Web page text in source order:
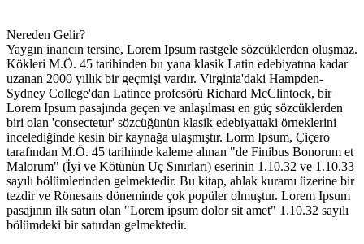
Nereden Gelir?
Yaygın inancın tersine, Lorem Ipsum rastgele sözcüklerden oluşmaz.
Kökleri M.Ö. 45 tarihinden bu yana klasik Latin edebiyatına kadar
uzanan 2000 yıllık bir geçmişi vardır. Virginia'daki Hampden-
Sydney College'dan Latince profesörü Richard McClintock, bir
Lorem Ipsum pasajında geçen ve anlaşılması en güç sözcüklerden
biri olan 'consectetur' sözcüğünün klasik edebiyattaki örneklerini
incelediğinde kesin bir kaynağa ulaşmıştır. Lorm Ipsum, Çiçero
tarafından M.Ö. 45 tarihinde kaleme alınan "de Finibus Bonorum et
Malorum" (İyi ve Kötünün Uç Sınırları) eserinin 1.10.32 ve 1.10.33
sayılı bölümlerinden gelmektedir. Bu kitap, ahlak kuramı üzerine bir
tezdir ve Rönesans döneminde çok popüler olmuştur. Lorem Ipsum
pasajının ilk satırı olan "Lorem ipsum dolor sit amet" 1.10.32 sayılı
bölümdeki bir satırdan gelmektedir.